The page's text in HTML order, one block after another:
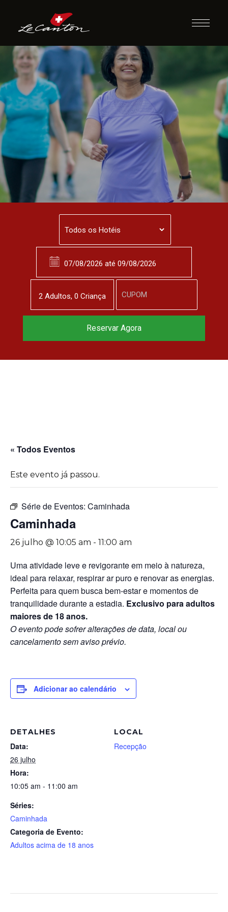
Caminhada
« Todos Eventos
Este evento já passou.
Série de Eventos: Caminhada
Caminhada
26 julho @ 10:05 am - 11:00 am
Uma atividade leve e revigorante em meio à natureza,
ideal para relaxar, respirar ar puro e renovar as energias.
Perfeita para quem busca bem-estar e momentos de
tranquilidade durante a estadia. Exclusivo para adultos
maiores de 18 anos.
O evento pode sofrer alterações de data, local ou
cancelamento sem aviso prévio.
Adicionar ao calendário
DETALHES
Data:
26 julho
Hora:
10:05 am - 11:00 am
Séries:
Caminhada
Categoria de Evento:
Adultos acima de 18 anos
LOCAL
Recepção
2 Adultos, 0 Criança
Reservar Agora